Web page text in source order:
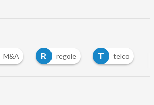
M&A R regole T telco